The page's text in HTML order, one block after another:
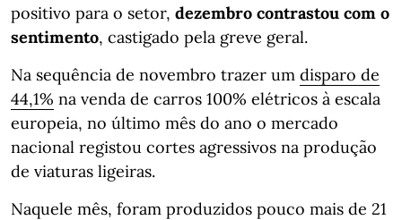
positivo para o setor, dezembro contrastou com o
sentimento, castigado pela greve geral.
Na sequência de novembro trazer um disparo de
44,1% na venda de carros 100% elétricos à escala
europeia, no último mês do ano o mercado
nacional registou cortes agressivos na produção
de viaturas ligeiras.
Naquele mês, foram produzidos pouco mais de 21